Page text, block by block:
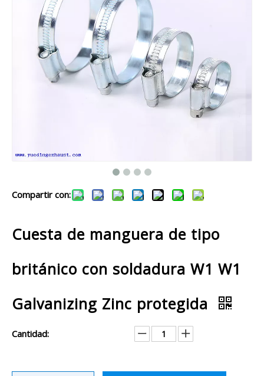
Compartir con:
Cuesta de manguera de tipo
británico con soldadura W1 W1
Galvanizing Zinc protegida
Cantidad: